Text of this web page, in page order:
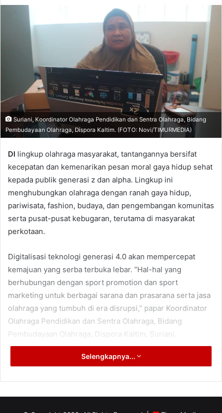
Suriani, Koordinator Olahraga Pendidikan dan Sentra Olahraga, Bidang
Pembudayaan Olahraga, Dispora Kaltim. (FOTO: Novi/TIMURMEDIA)
DI lingkup olahraga masyarakat, tantangannya bersifat
kecepatan dan kemenarikan pesan moral gaya hidup sehat
kepada publik generasi z dan alpha. Lingkup ini
menghubungkan olahraga dengan ranah gaya hidup,
pariwisata, fashion, budaya, dan pengembangan komunitas
serta pusat-pusat kebugaran, terutama di masyarakat
perkotaan.
Digitalisasi teknologi generasi 4.0 akan mempercepat
kemajuan yang serba terbuka lebar. “Hal-hal yang
berhubungan dengan sport promotion dan sport
marketing untuk berbagai sarana dan prasarana serta jasa
olahraga yang tumbuh di era disrupsi,” papar Koordinator
Olahraga Pendidikan dan Sentra Olahraga, Bidang
Pembudayaan Olahraga, Dispora Kaltim, Suriani.
Baginya, digitalisasi teknologi bisa mempermudah untuk
Namun demikian layar ponsel atau komputer/laptop tidak
dapat secara serta merta menggantikan fungsi kontrol
Selengkapnya...